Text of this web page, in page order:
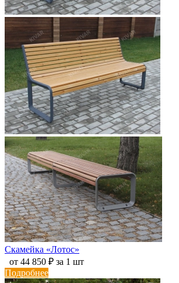
Скамейка «Лотос»
от 44 850 ₽ за 1 шт
Подробнее